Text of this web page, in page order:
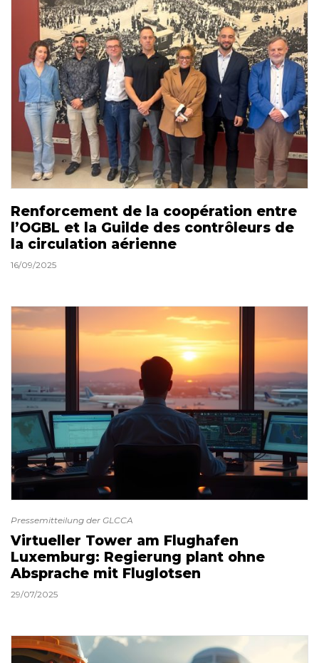
Renforcement de la coopération entre
l’OGBL et la Guilde des contrôleurs de
la circulation aérienne
16/09/2025
Pressemitteilung der GLCCA
Virtueller Tower am Flughafen
Luxemburg: Regierung plant ohne
Absprache mit Fluglotsen
29/07/2025